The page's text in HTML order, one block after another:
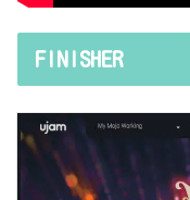
FINISHER